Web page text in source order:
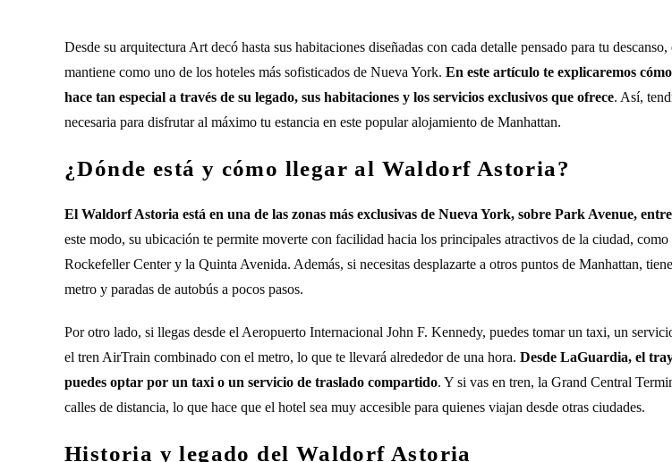
Desde su arquitectura Art decó hasta sus habitaciones diseñadas con cada detalle pensado para tu
mantiene como uno de los hoteles más sofisticados de Nueva York. En este artículo te explicaremos
hace tan especial a través de su legado, sus habitaciones y los servicios exclusivos que ofrece. Así,
necesaria para disfrutar al máximo tu estancia en este popular alojamiento de Manhattan.
¿Dónde está y cómo llegar al Waldorf Astoria?
El Waldorf Astoria está en una de las zonas más exclusivas de Nueva York, sobre Park Avenue,
este modo, su ubicación te permite moverte con facilidad hacia los principales atractivos de la ciudad, como
Rockefeller Center y la Quinta Avenida. Además, si necesitas desplazarte a otros puntos de Manhattan,
metro y paradas de autobús a pocos pasos.
Por otro lado, si llegas desde el Aeropuerto Internacional John F. Kennedy, puedes tomar un taxi, un
el tren AirTrain combinado con el metro, lo que te llevará alrededor de una hora. Desde LaGuardia, el
puedes optar por un taxi o un servicio de traslado compartido. Y si vas en tren, la Grand Central
calles de distancia, lo que hace que el hotel sea muy accesible para quienes viajan desde otras ciudades.
Historia y legado del Waldorf Astoria